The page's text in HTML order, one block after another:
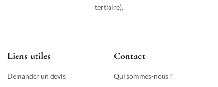
tertiaire).
Liens utiles
Demander un devis
Contact
Qui sommes-nous ?